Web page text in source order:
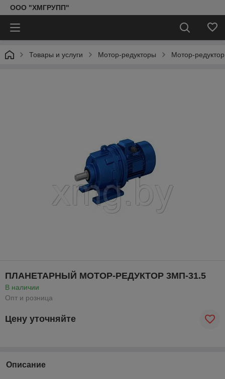
ООО "ХМГРУПП"
Товары и услуги Мотор-редукторы Мотор-
ПЛАНЕТАРНЫЙ МОТОР-РЕДУКТОР 3МП-31.5
В наличии
Опт и розница
Цену уточняйте
Описание